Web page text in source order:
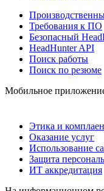
Требования к ПО
Безопасный
HeadHunter API
Поиск работы
Поиск по резюме
Мобильное
Этика и
Оказание услуг
Использование
Защита
ИТ аккредитация